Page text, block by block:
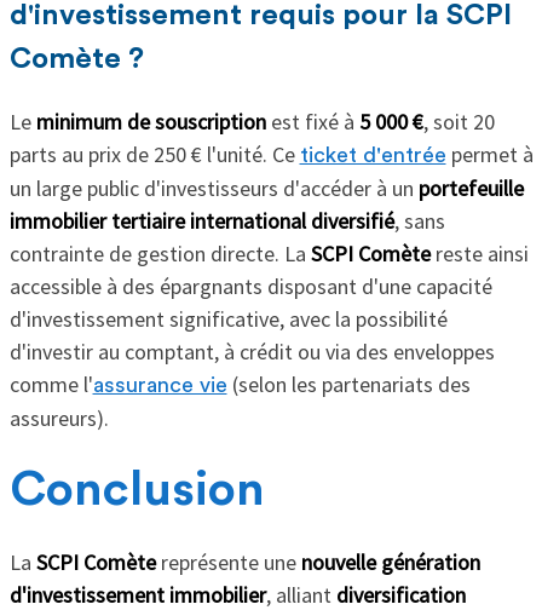
d'investissement requis pour la SCPI
Comète ?
Le minimum de souscriptionest fixé à 5 000 €, soit 20
parts au prix de 250 € l'unité. Ce ticket d'entrée permet à
un large public d'investisseurs d'accéder à un portefeuille
immobilier tertiaire international diversifié, sans
contrainte de gestion directe. La SCPI Comètereste ainsi
accessible à des épargnants disposant d'une capacité
d'investissement significative, avec la possibilité
d'investir au comptant, à crédit ou via des enveloppes
comme l'assurance vie (selon les partenariats des
assureurs).
Conclusion
La SCPI Comètereprésente une nouvelle génération
d'investissement immobilier, alliant diversification